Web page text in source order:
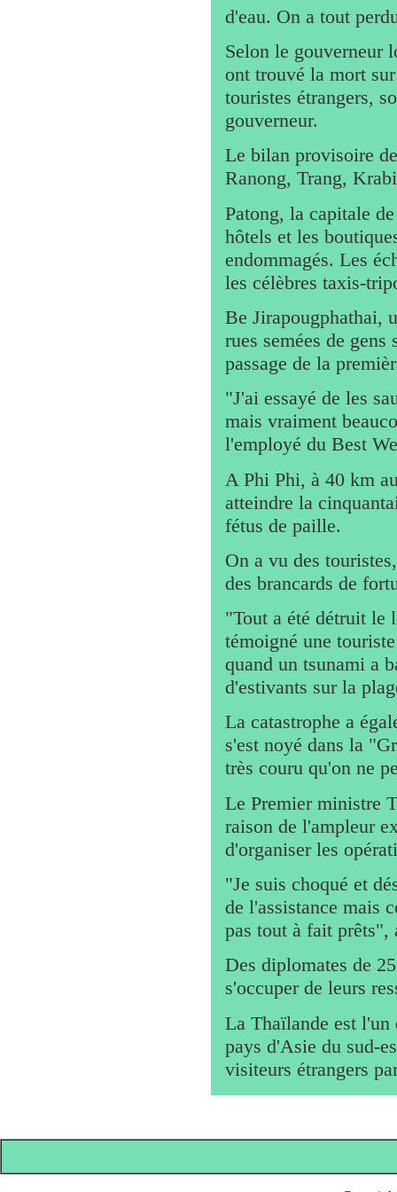
d'eau. On a tout
Selon le gouverneur
ont trouvé la mort
touristes étrangers,
gouverneur.
Le bilan provisoire
Ranong, Trang,
Patong, la capitale
hôtels et les
endommagés. Les
les célèbres taxis-
Be Jirapougphathai,
rues semées de
passage de la
"J'ai essayé de les
mais vraiment
l'employé du Best
A Phi Phi, à 40 km
atteindre la
fétus de paille.
On a vu des
des brancards de
"Tout a été détruit le
témoigné une
quand un tsunami a
d'estivants sur la
La catastrophe a
s'est noyé dans la
très couru qu'on ne
Le Premier ministre
raison de l'ampleur
d'organiser les
"Je suis choqué et
de l'assistance mais
pas tout à fait
Des diplomates de
s'occuper de leurs
La Thaïlande est l'un
pays d'Asie du sud-
visiteurs étrangers